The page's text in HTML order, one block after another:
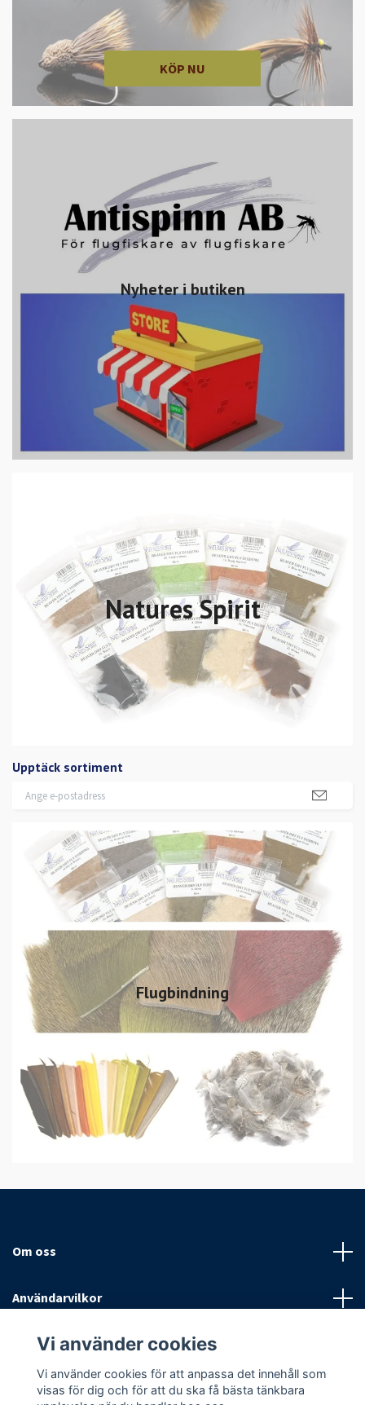
KÖP NU
Nyheter i butiken
Natures Spirit
Upptäck sortiment
Flugbindning
Om oss
Användarvilkor
Sociala medier
Vi använder cookies
Vi använder cookies för att anpassa det innehåll som
visas för dig och för att du ska få bästa tänkbara